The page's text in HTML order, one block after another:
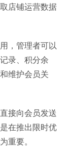
店铺运营数据
，管理者可以
录、积分余
维护会员关
接向会员发送
在推出限时优
重要。